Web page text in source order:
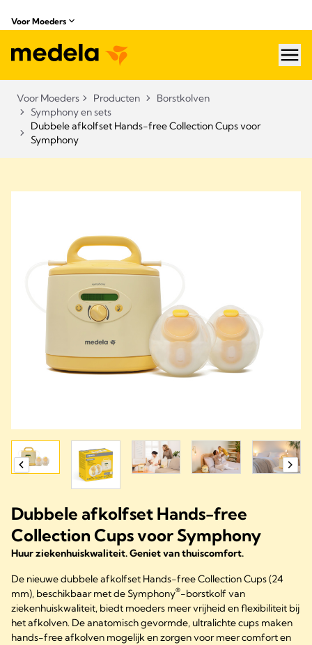
Voor Moeders
Voor Moeders Producten
Borstkolven
Symphony en sets
Dubbele afkolfset Hands-free Collection Cups voor
Symphony
Dubbele afkolfset Hands-free
Collection Cups voor Symphony
Huur ziekenhuiskwaliteit. Geniet van thuiscomfort.
De nieuwe dubbele afkolfset Hands-free Collection Cups (24
mm), beschikbaar met de Symphony®-borstkolf van
ziekenhuiskwaliteit, biedt moeders meer vrijheid en flexibiliteit bij
het afkolven. De anatomisch gevormde, ultralichte cups maken
hands-free afkolven mogelijk en zorgen voor meer comfort en